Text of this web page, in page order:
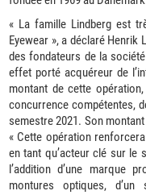
« La famille Lindberg est
Eyewear », a déclaré Henrik
des fondateurs de la
effet porté acquéreur de
montant de cette
concurrence compétentes,
semestre 2021. Son
« Cette opération
en tant qu’acteur clé sur le
l’addition d’une marque
montures optiques,